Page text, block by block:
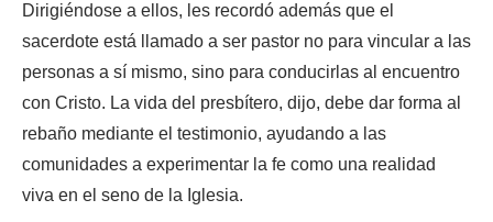
Dirigiéndose a ellos, les recordó además que el
sacerdote está llamado a ser pastor no para vincular a las
personas a sí mismo, sino para conducirlas al encuentro
con Cristo. La vida del presbítero, dijo, debe dar forma al
rebaño mediante el testimonio, ayudando a las
comunidades a experimentar la fe como una realidad
viva en el seno de la Iglesia.